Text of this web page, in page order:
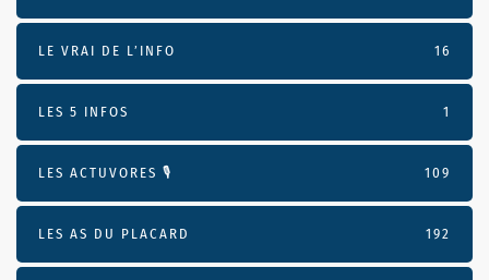
LE VRAI DE L’INFO 16
LES 5 INFOS 1
LES ACTUVORES 🎙 109
LES AS DU PLACARD 192